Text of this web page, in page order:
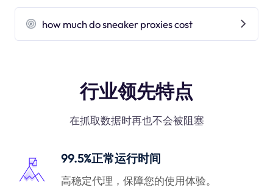
how much do sneaker proxies cost
行业领先特点
在抓取数据时再也不会被阻塞
99.5%正常运行时间
高稳定代理，保障您的使用体验。